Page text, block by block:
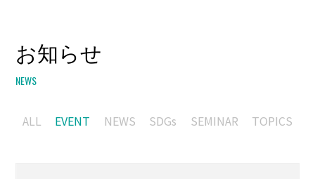
お知らせ
NEWS
ALL EVENT NEWS SDGs SEMINAR TOPICS